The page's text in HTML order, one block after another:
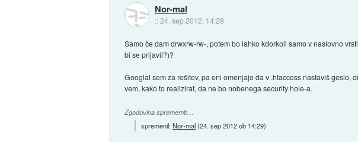
Nor-mal
::24. sep 2012, 14:28
Samo če dam drwxrw-rw-, potem bo lahko kdorkoli samo v naslovno
bi se prijavil?)?
Googlal sem za rešitev, pa eni omenjajo da v .htaccess nastaviš
vem, kako to realizirat, da ne bo nobenega security hole-a.
Zgodovina sprememb…
spremenil:Nor-mal(24. sep 2012 ob 14:29)